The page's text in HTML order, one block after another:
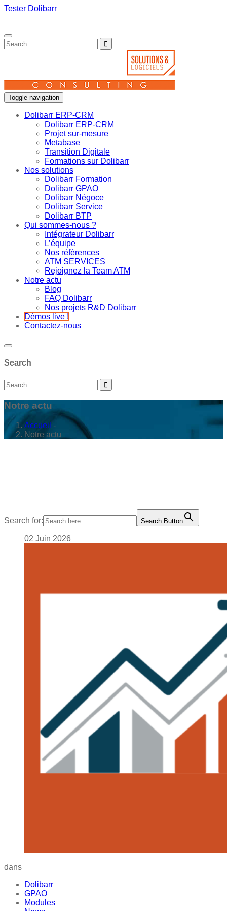
Tester Dolibarr
Toggle navigation
Dolibarr ERP-CRM
Dolibarr ERP-CRM
Projet sur-mesure
Metabase
Transition Digitale
Formations sur Dolibarr
Nos solutions
Dolibarr Formation
Dolibarr GPAO
Dolibarr Négoce
Dolibarr Service
Dolibarr BTP
Qui sommes-nous ?
Intégrateur Dolibarr
L’équipe
Nos références
ATM SERVICES
Rejoignez la Team ATM
Notre actu
Blog
FAQ Dolibarr
Nos projets R&D Dolibarr
Démos live !
Contactez-nous
Search
Notre actu
Accueil -
Notre actu
Search for: Search Button
02 Juin 2026
dans
Dolibarr
GPAO
Modules